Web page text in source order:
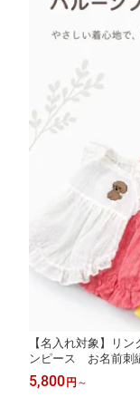
【名入れ対象】リ
ンピース お名前
イト ピンク イエ
an life ワンライフ
5,800円 ～